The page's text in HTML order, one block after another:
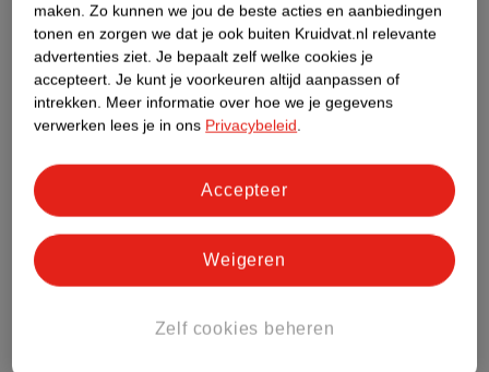
Nature Impact Score
Dit product heeft (nog) geen Nature
Impact Score.
Meer informatie
Bestel & Bezorginformatie
Bekijk ook
Umberto Giannini Alle Leave-in conditioner
maken. Zo kunnen we jou de beste acties en aanbiedingen
tonen en zorgen we dat je ook buiten Kruidvat.nl relevante
advertenties ziet. Je bepaalt zelf welke cookies je
accepteert. Je kunt je voorkeuren altijd aanpassen of
intrekken. Meer informatie over hoe we je gegevens
verwerken lees je in ons Privacybeleid.
Zelf cookies beheren
Weigeren
Accepteer